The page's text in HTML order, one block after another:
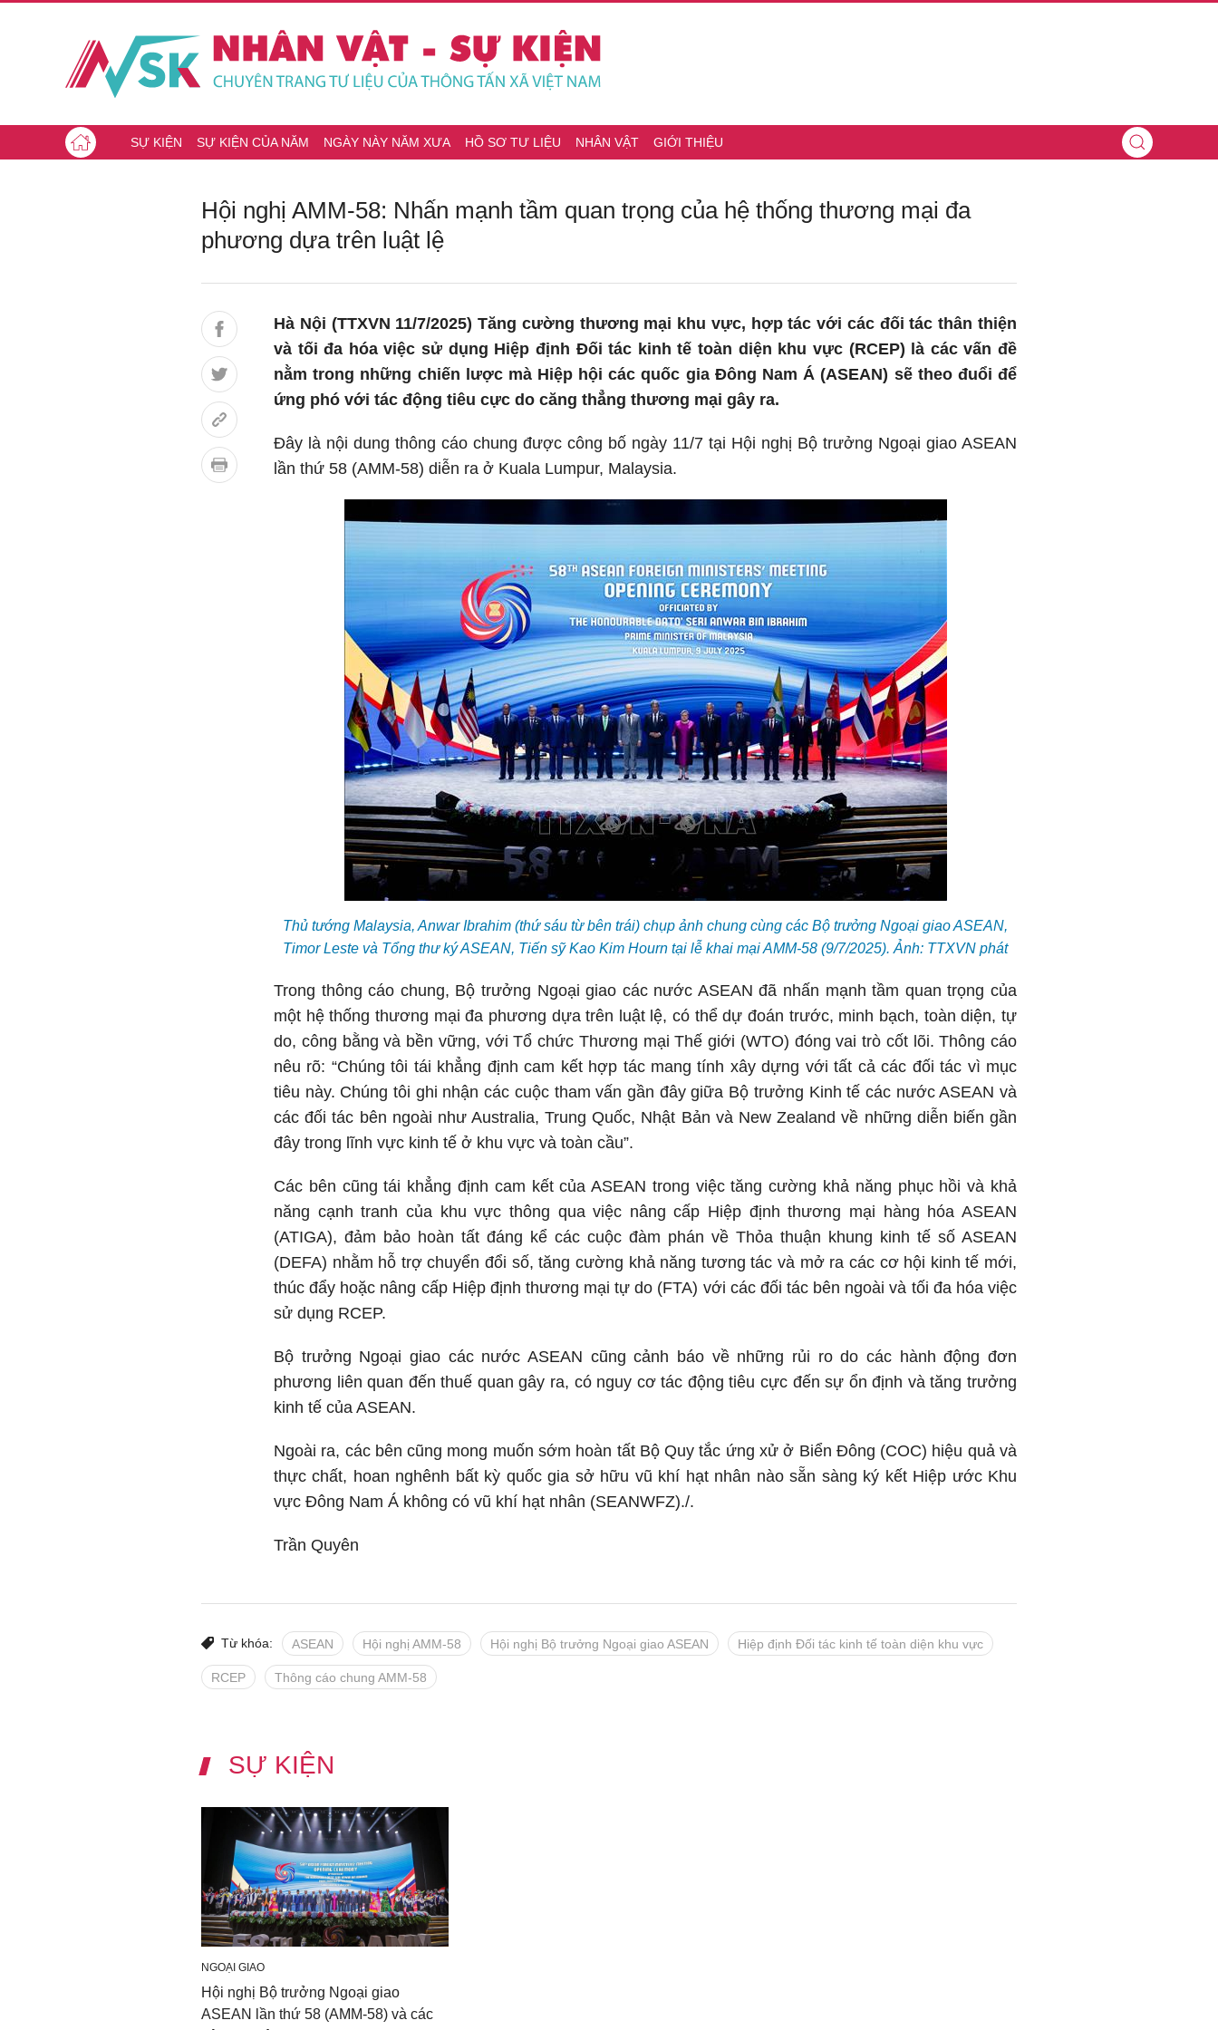
SỰ KIỆN SỰ KIỆN CỦA NĂM NGÀY NÀY NĂM XƯA HỒ SƠ TƯ LIỆU NHÂN VẬT GIỚI THIỆU
Hội nghị AMM-58: Nhấn mạnh tầm quan trọng của hệ thống thương mại đa
phương dựa trên luật lệ
Hà Nội (TTXVN 11/7/2025) Tăng cường thương mại khu vực, hợp tác với các đối tác thân thiện
và tối đa hóa việc sử dụng Hiệp định Đối tác kinh tế toàn diện khu vực (RCEP) là các vấn đề
nằm trong những chiến lược mà Hiệp hội các quốc gia Đông Nam Á (ASEAN) sẽ theo đuổi để
ứng phó với tác động tiêu cực do căng thẳng thương mại gây ra.
Đây là nội dung thông cáo chung được công bố ngày 11/7 tại Hội nghị Bộ trưởng Ngoại giao ASEAN
lần thứ 58 (AMM-58) diễn ra ở Kuala Lumpur, Malaysia.
Thủ tướng Malaysia, Anwar Ibrahim (thứ sáu từ bên trái) chụp ảnh chung cùng các Bộ trưởng Ngoại giao ASEAN,
Timor Leste và Tổng thư ký ASEAN, Tiến sỹ Kao Kim Hourn tại lễ khai mại AMM-58 (9/7/2025). Ảnh: TTXVN phát
Trong thông cáo chung, Bộ trưởng Ngoại giao các nước ASEAN đã nhấn mạnh tầm quan trọng của
một hệ thống thương mại đa phương dựa trên luật lệ, có thể dự đoán trước, minh bạch, toàn diện, tự
do, công bằng và bền vững, với Tổ chức Thương mại Thế giới (WTO) đóng vai trò cốt lõi. Thông cáo
nêu rõ: “Chúng tôi tái khẳng định cam kết hợp tác mang tính xây dựng với tất cả các đối tác vì mục
tiêu này. Chúng tôi ghi nhận các cuộc tham vấn gần đây giữa Bộ trưởng Kinh tế các nước ASEAN và
các đối tác bên ngoài như Australia, Trung Quốc, Nhật Bản và New Zealand về những diễn biến gần
đây trong lĩnh vực kinh tế ở khu vực và toàn cầu”.
Các bên cũng tái khẳng định cam kết của ASEAN trong việc tăng cường khả năng phục hồi và khả
năng cạnh tranh của khu vực thông qua việc nâng cấp Hiệp định thương mại hàng hóa ASEAN
(ATIGA), đảm bảo hoàn tất đáng kể các cuộc đàm phán về Thỏa thuận khung kinh tế số ASEAN
(DEFA) nhằm hỗ trợ chuyển đổi số, tăng cường khả năng tương tác và mở ra các cơ hội kinh tế mới,
thúc đẩy hoặc nâng cấp Hiệp định thương mại tự do (FTA) với các đối tác bên ngoài và tối đa hóa việc
sử dụng RCEP.
Bộ trưởng Ngoại giao các nước ASEAN cũng cảnh báo về những rủi ro do các hành động đơn
phương liên quan đến thuế quan gây ra, có nguy cơ tác động tiêu cực đến sự ổn định và tăng trưởng
kinh tế của ASEAN.
Ngoài ra, các bên cũng mong muốn sớm hoàn tất Bộ Quy tắc ứng xử ở Biển Đông (COC) hiệu quả và
thực chất, hoan nghênh bất kỳ quốc gia sở hữu vũ khí hạt nhân nào sẵn sàng ký kết Hiệp ước Khu
vực Đông Nam Á không có vũ khí hạt nhân (SEANWFZ)./.
Trần Quyên
Từ khóa: ASEAN Hội nghị AMM-58 Hội nghị Bộ trưởng Ngoại giao ASEAN Hiệp định Đối tác kinh tế toàn diện khu vực
RCEP Thông cáo chung AMM-58
SỰ KIỆN
NGOẠI GIAO
Hội nghị Bộ trưởng Ngoại giao
ASEAN lần thứ 58 (AMM-58) và các